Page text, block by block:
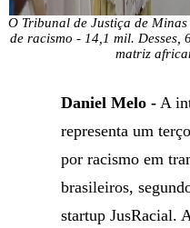
O Tribunal de Justiça de
de racismo - 14,1 mil. Desses,
matriz
Daniel Melo - A
representa um
por racismo em
brasileiros,
startup JusRacial.